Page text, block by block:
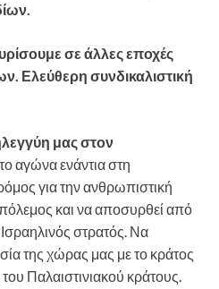
σε άλλες εποχές
Ελεύθερη συνδικαλιστική
μας στον
αγώνα ενάντια στη
για την ανθρωπιστική
και να αποσυρθεί από
στρατός. Να
της χώρας μας με το κράτος
Παλαιστινιακού κράτους.